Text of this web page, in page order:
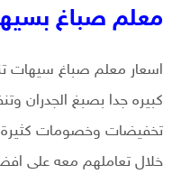
معلم صباغ
اسعار معلم صباغ سيهات
كبيره جدا بصبغ الجدران
تخفيضات وخصومات كثيرة
خلال تعاملهم معه على